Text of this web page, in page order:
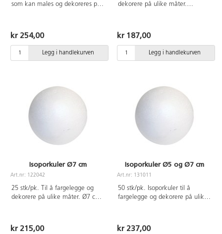
som kan males og dekoreres på
kr 254,00
Legg i handlekurven
dekorere på ulike måter.
kr 187,00
Legg i handlekurven
Isoporkuler Ø7 cm
Art.nr: 122042
25 stk/pk. Til å fargelegge og
dekorere på ulike måter. Ø7 cm.
kr 215,00
Isoporkuler Ø5 og Ø7 cm
Art.nr: 131011
50 stk/pk. Isoporkuler til å
fargelegge og dekorere på ulike
kr 237,00